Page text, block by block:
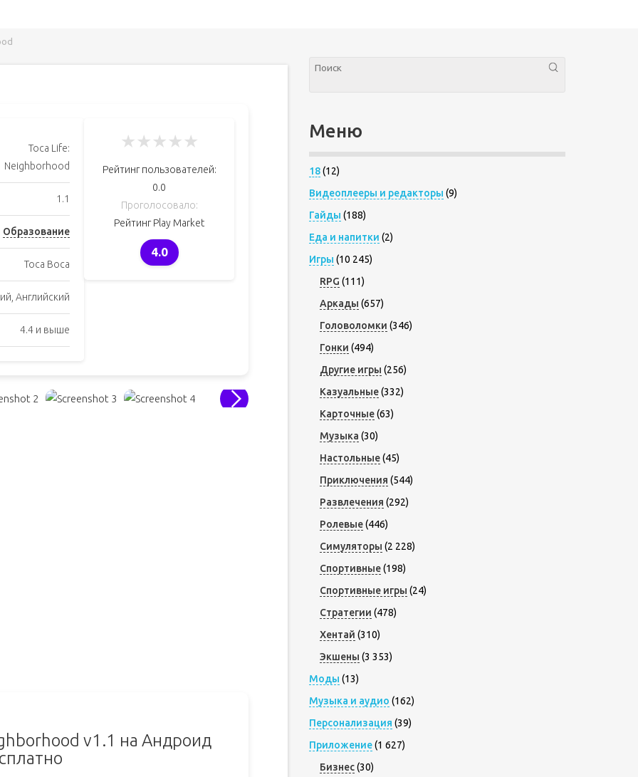
Toca Life:
Neighborhood
1.1
Образование
Toca Boca
Английский
4.4 и выше
★★★★★
Рейтинг пользователей:
0.0
Проголосовало:
Рейтинг Play Market
4.0
v1.1 на Андроид
Меню
18(12)
Видеоплееры и редакторы (9)
Гайды (188)
Еда и напитки (2)
Игры (10 245)
RPG (111)
Аркады (657)
Головоломки (346)
Гонки (494)
Другие игры (256)
Казуальные(332)
Карточные(63)
Музыка (30)
Настольные(45)
Приключения (544)
Развлечения (292)
Ролевые(446)
Симуляторы (2 228)
Спортивные(198)
Спортивные игры (24)
Стратегии (478)
Хентай (310)
Экшены (3 353)
Моды (13)
Музыка и аудио (162)
Персонализация (39)
Приложение(1 627)
Бизнес(30)